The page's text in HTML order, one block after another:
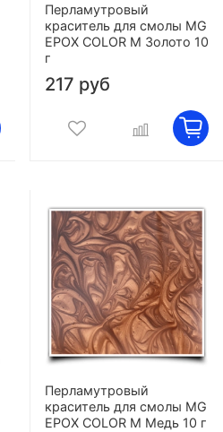
Перламутровый
краситель для смолы MG
EPOX COLOR M Золото 10
г
217 руб
Перламутровый
краситель для смолы MG
EPOX COLOR M Медь 10 г